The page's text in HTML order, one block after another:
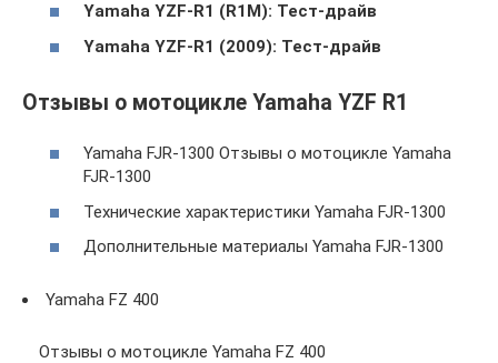
Yamaha YZF-R1 (R1M): Тест-драйв
Yamaha YZF-R1 (2009): Тест-драйв
Отзывы о мотоцикле Yamaha YZF R1
Yamaha FJR-1300 Отзывы о мотоцикле Yamaha
FJR-1300
Технические характеристики Yamaha FJR-1300
Дополнительные материалы Yamaha FJR-1300
Yamaha FZ 400
Отзывы о мотоцикле Yamaha FZ 400